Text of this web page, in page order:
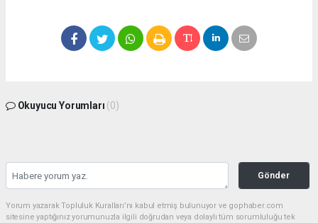
Okuyucu Yorumları (0)
Gönder
Yorum yazarak Topluluk Kuralları’nı kabul etmiş bulunuyor ve gophaber.com
sitesine yaptığınız yorumunuzla ilgili doğrudan veya dolaylı tüm sorumluluğu tek